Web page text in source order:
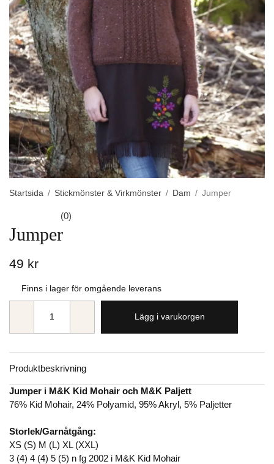
Startsida / Stickmönster & Virkmönster / Dam / Jumper
(0)
Jumper
49 kr
Finns i lager för omgående leverans
Lägg i varukorgen
Produktbeskrivning
Jumper i M&K Kid Mohair och M&K Paljett
76% Kid Mohair, 24% Polyamid, 95% Akryl, 5% Paljetter
Storlek/Garnåtgång:
XS (S) M (L) XL (XXL)
3 (4) 4 (4) 5 (5) n fg 2002 i M&K Kid Mohair